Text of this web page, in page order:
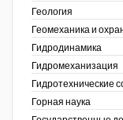
Геология
Геомеханика и
Гидродинамика
Гидромеханизация
Гидротехнические
Горная наука